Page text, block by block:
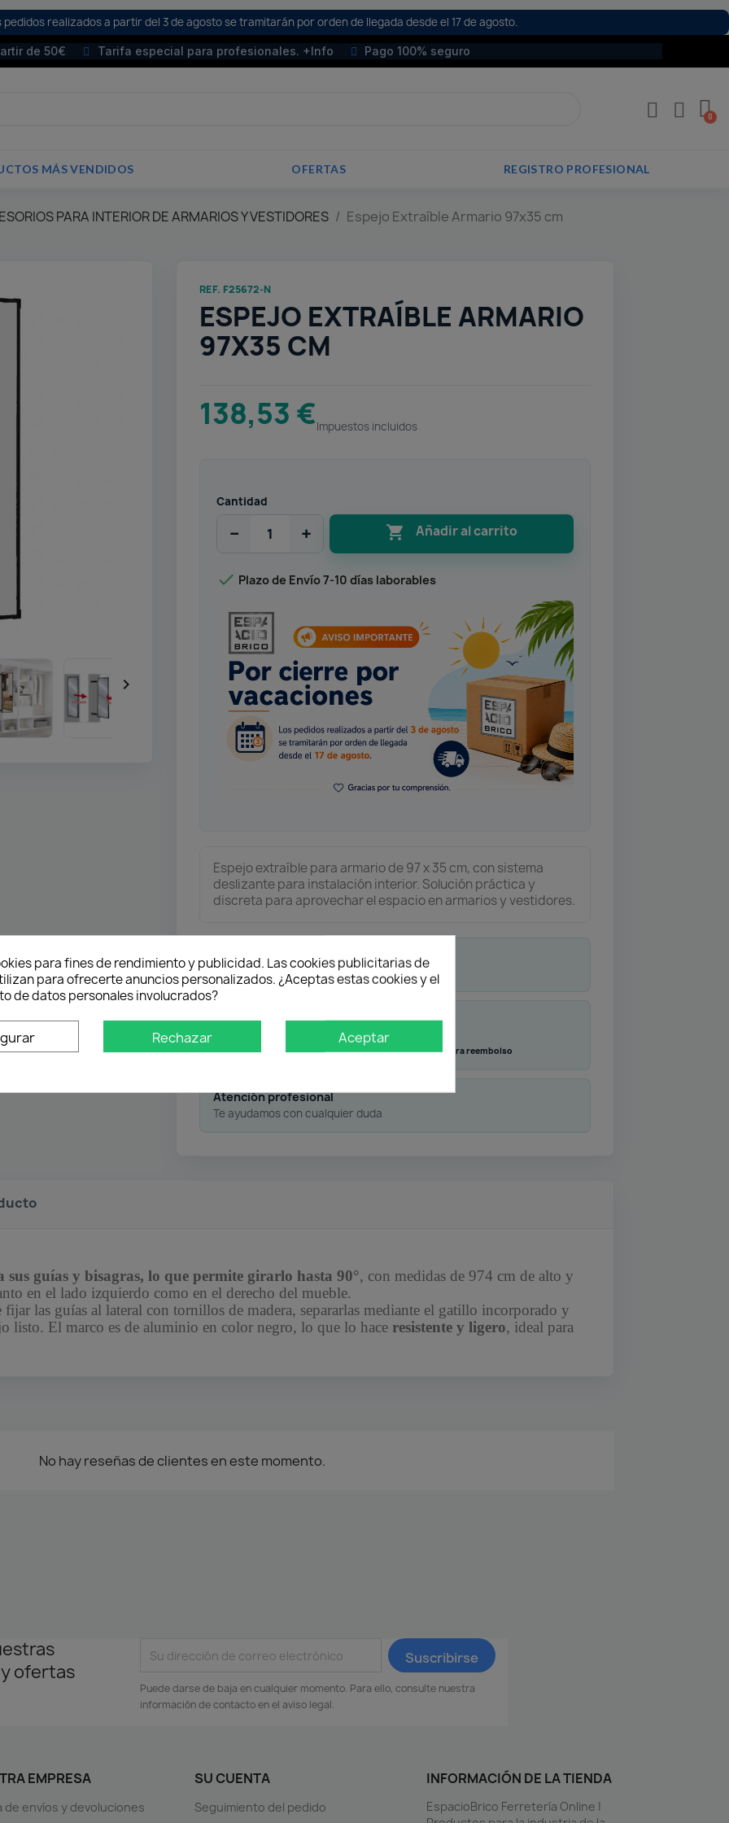
realizados a partir del 3 de agosto se tramitarán por orden de llegada desde el 17 de agosto.
de 50€ Tarifa especial para profesionales. +Info Pago 100% seguro
MÁS VENDIDOS OFERTAS REGISTRO PROFESIONAL
PARA INTERIOR DE ARMARIOS Y VESTIDORES Espejo Extraíble Armario 97x35 cm

REF. F25672-N
ESPEJO EXTRAÍBLE ARMARIO
97X35 CM
138,53 €Impuestos incluidos
Cantidad
− +  Añadir al carrito
 Plazo de Envío 7-10 días laborables
Espejo extraíble para armario de 97 x 35 cm, con sistema
deslizante para instalación interior. Solución práctica y
discreta para aprovechar el espacio en armarios y vestidores.
Envío gratuito
Desde 50 € en península
Pago flexible
TransferenciaContra reembolso
Atención profesional
Te ayudamos con cualquier duda
sus guías y bisagras, lo que permite girarlo hasta 90°, con medidas de 974 cm de alto y
en el lado izquierdo como en el derecho del mueble.
las guías al lateral con tornillos de madera, separarlas mediante el gatillo incorporado y
listo. El marco es de aluminio en color negro, lo que lo hace resistente y ligero, ideal para
No hay reseñas de clientes en este momento.
ofertas
Puede darse de baja en cualquier momento. Para ello, consulte nuestra
información de contacto en el aviso legal.
EMPRESA
de envíos y devoluciones
SU CUENTA
Seguimiento del pedido
INFORMACIÓN DE LA TIENDA
EspacioBrico Ferretería Online |
para fines de rendimiento y publicidad. Las cookies publicitarias de
para ofrecerte anuncios personalizados. ¿Aceptas estas cookies y el
de datos personales involucrados?
Rechazar Aceptar